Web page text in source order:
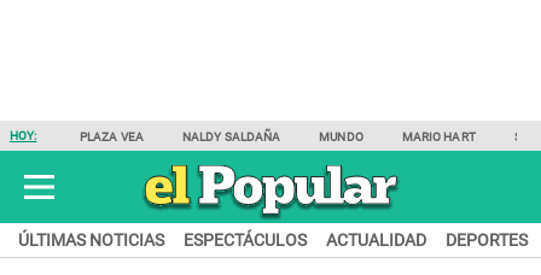
HOY: PLAZA VEA NALDY SALDAÑA MUNDO MARIO HART
ÚLTIMAS NOTICIAS ESPECTÁCULOS ACTUALIDAD DEPORTES